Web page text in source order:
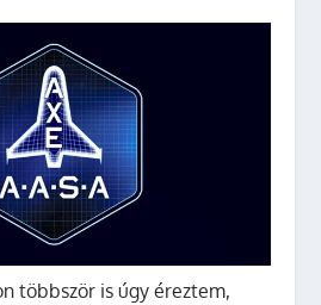
többször is úgy éreztem,